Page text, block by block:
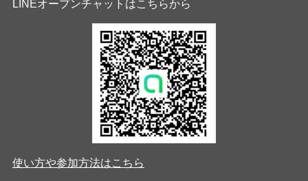
LINEオープンチャットはこちらから
使い方や参加方法はこちら